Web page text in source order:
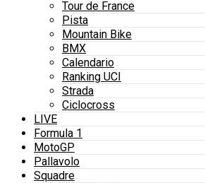
Tour de France
Pista
Mountain Bike
BMX
Calendario
Ranking UCI
Strada
Ciclocross
LIVE
Formula 1
MotoGP
Pallavolo
Squadre